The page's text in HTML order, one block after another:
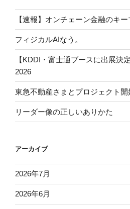
【速報】オンチェーン金融のキ
フィジカルAIなう。
【KDDI・富士通ブースに出展決
2026
東急不動産さまとプロジェクト開
リーダー像の正しいありかた
アーカイブ
2026年7月
2026年6月